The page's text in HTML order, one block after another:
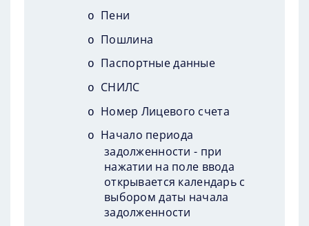
o Пени
o Пошлина
o Паспортные данные
o СНИЛС
o Номер Лицевого счета
o
Начало периода
задолженности - при
нажатии на поле ввода
открывается календарь с
выбором даты начала
задолженности